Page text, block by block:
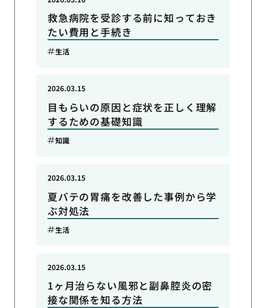
救急病院を受診する前に知っておき
たい費用と手続き
生活
目もらいの原因と症状を正しく理解
するための基礎知識
2026.03.15
知識
夏バテの胃痛を改善した事例から学
ぶ対処法
2026.03.15
生活
1ヶ月治らない風邪と副鼻腔炎の密
接な関係を知る方法
2026.03.15